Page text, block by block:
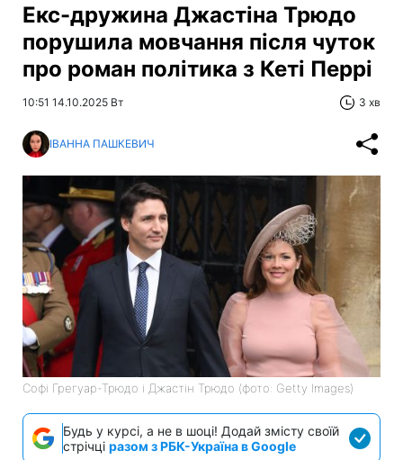
Екс-дружина Джастіна Трюдо
порушила мовчання після чуток
про роман політика з Кеті Перрі
10:51 14.10.2025 Вт 3 хв
ІВАННА ПАШКЕВИЧ
Софі Грегуар-Трюдо і Джастін Трюдо (фото: Getty Images)
Будь у курсі, а не в шоці! Додай змісту своїй
стрічці разом з РБК-Україна в Google